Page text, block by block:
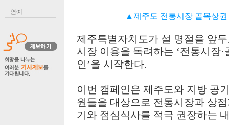
연예 ▲제주도 전통시장 골목상
제주특별자치도가 설 명절을 앞
시장 이용을 독려하는 ‘전통시장·
인’을 시작한다.
이번 캠페인은 제주도와 지방 공
원들을 대상으로 전통시장과 상
기와 점심식사를 적극 권장하는